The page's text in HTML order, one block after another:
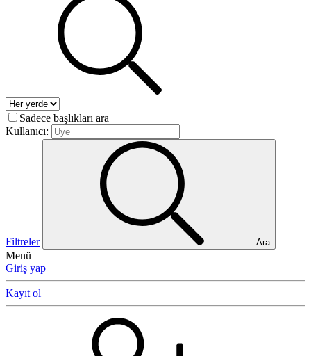
Sadece başlıkları ara
Kullanıcı:
Filtreler Ara
Menü
Giriş yap
Kayıt ol